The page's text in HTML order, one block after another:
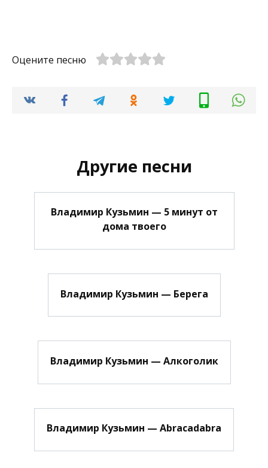
Оцените песню
Другие песни
Владимир Кузьмин — 5 минут от
дома твоего
Владимир Кузьмин — Берега
Владимир Кузьмин — Алкоголик
Владимир Кузьмин — Abracadabra